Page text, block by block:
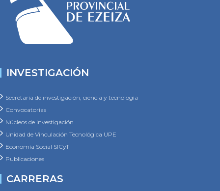
INVESTIGACIÓN
Secretaría de investigación, ciencia y tecnología
Convocatorias
Núcleos de Investigación
Unidad de Vinculación Tecnológica UPE
Economía Social SICyT
Publicaciones
CARRERAS